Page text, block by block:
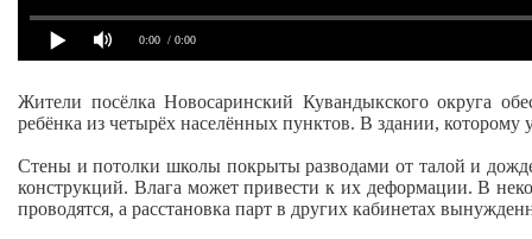
0:00 / 0:00
Жители посёлка Новосаринский Кувандыкского округа
ребёнка из четырёх населённых пунктов. В здании,
Стены и потолки школы покрыты разводами от талой и
конструкций. Влага может привести к их деформации. В
проводятся, а расстановка парт в других кабинетах